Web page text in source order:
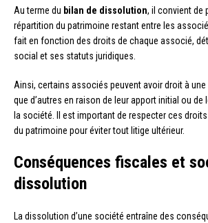
Au terme du bilan de dissolution, il convient de
répartition du patrimoine restant entre les
fait en fonction des droits de chaque associé,
social et ses statuts juridiques.
Ainsi, certains associés peuvent avoir droit à
que d’autres en raison de leur apport initial ou
la société. Il est important de respecter ces
du patrimoine pour éviter tout litige ultérieur.
Conséquences fiscales et
dissolution
La dissolution d’une société entraîne des